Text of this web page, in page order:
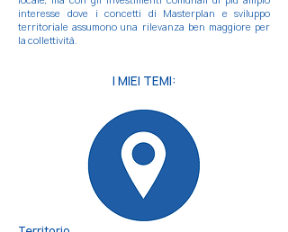
interesse
dove i concetti di Masterplan e sviluppo
territoriale assumono una rilevanza ben maggiore per
la collettività.
I MIEI TEMI: